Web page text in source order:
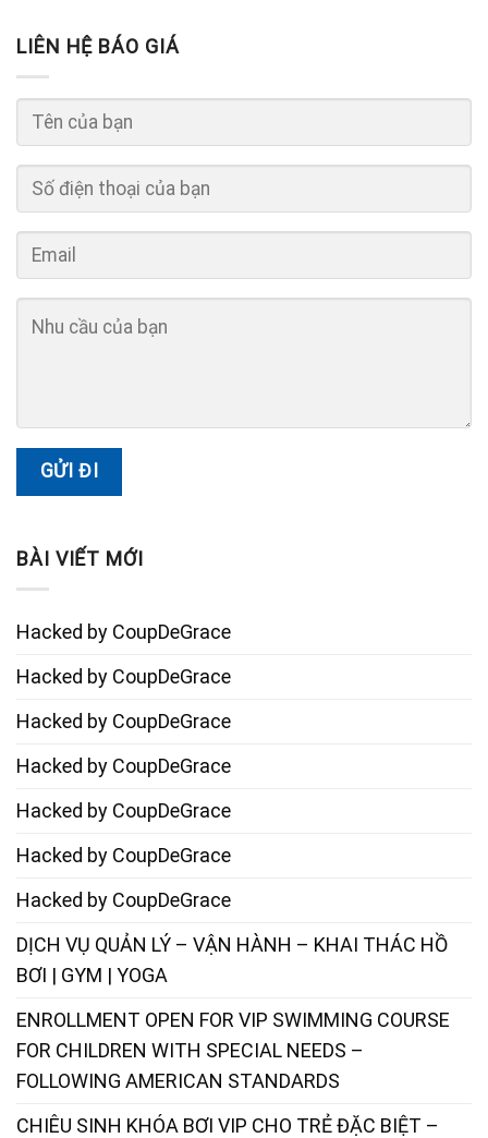
LIÊN HỆ BÁO GIÁ
BÀI VIẾT MỚI
Hacked by CoupDeGrace
Hacked by CoupDeGrace
Hacked by CoupDeGrace
Hacked by CoupDeGrace
Hacked by CoupDeGrace
Hacked by CoupDeGrace
Hacked by CoupDeGrace
DỊCH VỤ QUẢN LÝ – VẬN HÀNH – KHAI THÁC HỒ
BƠI | GYM | YOGA
ENROLLMENT OPEN FOR VIP SWIMMING COURSE
FOR CHILDREN WITH SPECIAL NEEDS –
FOLLOWING AMERICAN STANDARDS
CHIÊU SINH KHÓA BƠI VIP CHO TRẺ ĐẶC BIỆT –